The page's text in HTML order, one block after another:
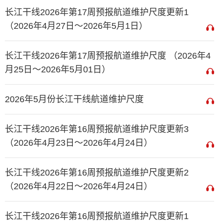
长江干线2026年第17周预报航道维护尺度更新1
（2026年4月27日～2026年5月1日）
长江干线2026年第17周预报航道维护尺度 （2026年4
月25日～2026年5月01日）
2026年5月份长江干线航道维护尺度
长江干线2026年第16周预报航道维护尺度更新3
（2026年4月23日～2026年4月24日）
长江干线2026年第16周预报航道维护尺度更新2
（2026年4月22日～2026年4月24日）
长江干线2026年第16周预报航道维护尺度更新1